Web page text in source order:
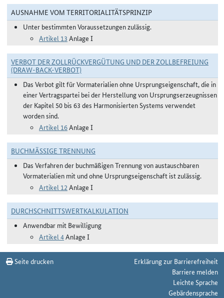
AUSNAHME VOM TERRITORIALITÄTSPRINZIP
Unter bestimmten Voraussetzungen zulässig.
Artikel 13 Anlage I
VERBOT DER ZOLLRÜCKVERGÜTUNG UND DER ZOLLBEFREIUNG
(DRAW-BACK-VERBOT)
Das Verbot gilt für Vormaterialien ohne Ursprungseigenschaft, die in
einer Vertragspartei bei der Herstellung von Ursprungserzeugnissen
der Kapitel 50 bis 63 des Harmonisierten Systems verwendet
worden sind.
Artikel 16Anlage I
BUCHMÄSSIGE TRENNUNG
Das Verfahren der buchmäßigen Trennung von austauschbaren
Vormaterialien mit und ohne Ursprungseigenschaft ist zulässig.
Artikel 12 Anlage I
DURCHSCHNITTSWERTKALKULATION
Anwendbar mit Bewilligung
Artikel 4Anlage I
Seite drucken
Erklärung zur Barrierefreiheit
Barriere melden
Leichte Sprache
Gebärdensprache